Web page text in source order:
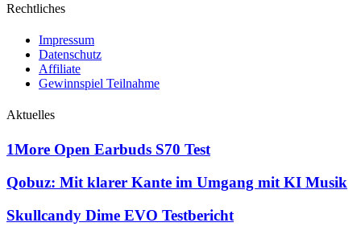
Rechtliches
Impressum
Datenschutz
Affiliate
Gewinnspiel Teilnahme
Aktuelles
1More Open Earbuds S70 Test
Qobuz: Mit klarer Kante im Umgang mit KI Musik
Skullcandy Dime EVO Testbericht